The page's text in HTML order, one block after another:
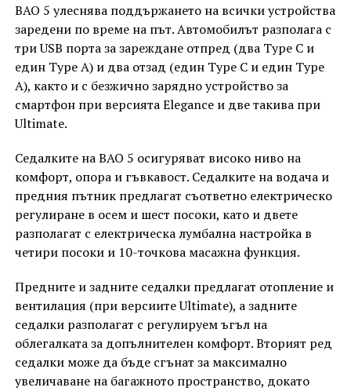
BAO 5 улеснява поддържането на всички устройства
заредени по време на път. Автомобилът разполага с
три USB порта за зареждане отпред (два Type C и
един Type A) и два отзад (един Type C и един Type
A), както и с безжично зарядно устройство за
смартфон при версията Elegance и две такива при
Ultimate.
Седалките на BAO 5 осигуряват високо ниво на
комфорт, опора и гъвкавост. Седалките на водача и
предния пътник предлагат съответно електрическо
регулиране в осем и шест посоки, като и двете
разполагат с електрическа лумбална настройка в
четири посоки и 10-точкова масажна функция.
Предните и задните седалки предлагат отопление и
вентилация (при версиите Ultimate), а задните
седалки разполагат с регулируем ъгъл на
облегалката за допълнителен комфорт. Вторият ред
седалки може да бъде сгънат за максимално
увеличаване на багажното пространство, докато